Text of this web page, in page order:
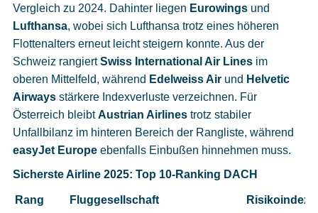
Vergleich zu 2024. Dahinter liegen Eurowingsund
Lufthansa, wobei sich Lufthansa trotz eines höheren
Flottenalters erneut leicht steigern konnte. Aus der
Schweiz rangiertSwiss International Air Linesim
oberen Mittelfeld, während Edelweiss Airund Helvetic
Airwaysstärkere Indexverluste verzeichnen. Für
Österreich bleibtAustrian Airlinestrotz stabiler
Unfallbilanz im hinteren Bereich der Rangliste, während
easyJet Europeebenfalls Einbußen hinnehmen muss.
Sicherste Airline 2025: Top 10-Ranking DACH
Rang Fluggesellschaft
Risikoindex